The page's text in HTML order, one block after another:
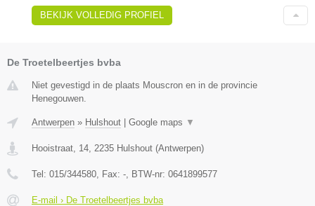
BEKIJK VOLLEDIG PROFIEL
De Troetelbeertjes bvba
Niet gevestigd in de plaats Mouscron en in de provincie
Henegouwen.
Antwerpen » Hulshout Google maps ▼
Hooistraat, 14 2235 Hulshout (Antwerpen)
Tel: 015/344580 , Fax: - , BTW-nr: 0641899577
E-mail › De Troetelbeertjes bvba